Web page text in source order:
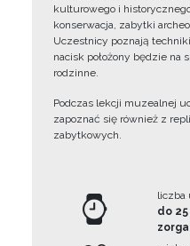
kulturowego i
konserwacja, zabytki
Uczestnicy poznają
nacisk położony będzie na
rodzinne.
Podczas lekcji muzealnej
zapoznać się również z
zabytkowych.
liczba
do